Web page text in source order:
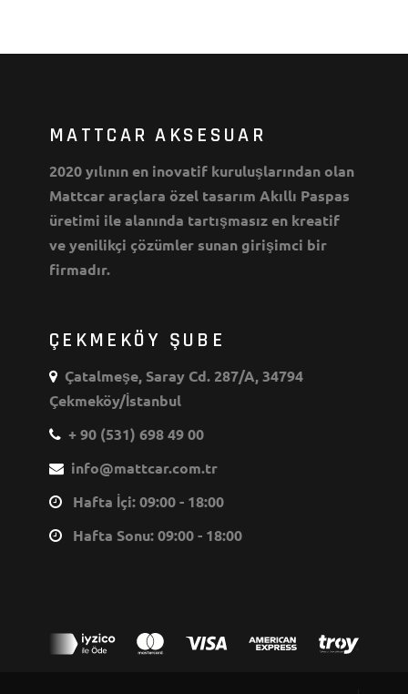
MATTCAR AKSESUAR
2020 yılının en inovatif kuruluşlarından olan
Mattcar araçlara özel tasarım Akıllı Paspas
üretimi ile alanında tartışmasız en kreatif
ve yenilikçi çözümler sunan girişimci bir
firmadır.
ÇEKMEKÖY ŞUBE
Çatalmeşe, Saray Cd. 287/A, 34794
Çekmeköy/İstanbul
+ 90 (531) 698 49 00
info@mattcar.com.tr
Hafta İçi: 09:00 - 18:00
Hafta Sonu: 09:00 - 18:00